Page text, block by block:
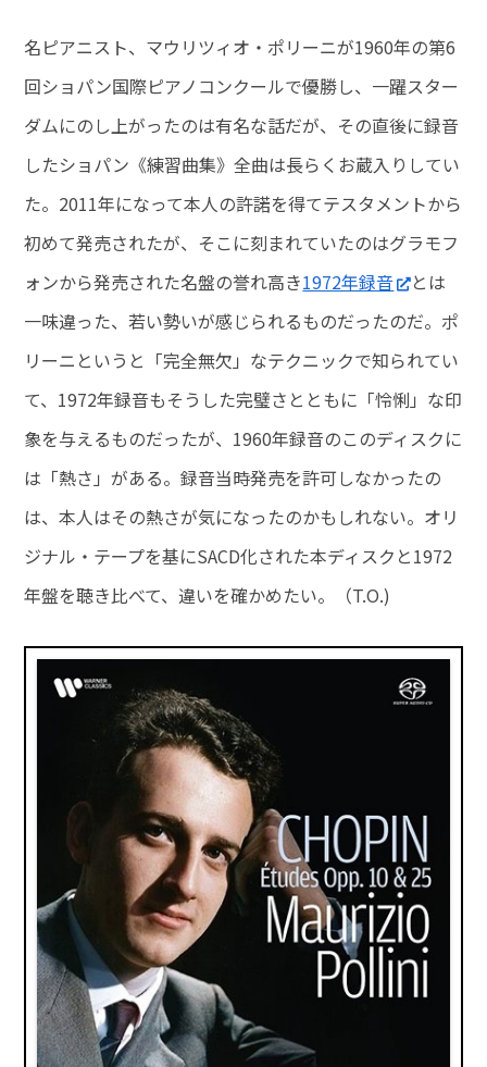
名ピアニスト、マウリツィオ・ポリーニが1960年の第6
回ショパン国際ピアノコンクールで優勝し、一躍スター
ダムにのし上がったのは有名な話だが、その直後に録音
したショパン《練習曲集》全曲は長らくお蔵入りしてい
た。2011年になって本人の許諾を得てテスタメントから
初めて発売されたが、そこに刻まれていたのはグラモフ
ォンから発売された名盤の誉れ高き1972年録音
とは
一味違った、若い勢いが感じられるものだったのだ。ポ
リーニというと「完全無欠」なテクニックで知られてい
て、1972年録音もそうした完璧さとともに「怜悧」な印
象を与えるものだったが、1960年録音のこのディスクに
は「熱さ」がある。録音当時発売を許可しなかったの
は、本人はその熱さが気になったのかもしれない。オリ
ジナル・テープを基にSACD化された本ディスクと1972
年盤を聴き比べて、違いを確かめたい。（T.O.)